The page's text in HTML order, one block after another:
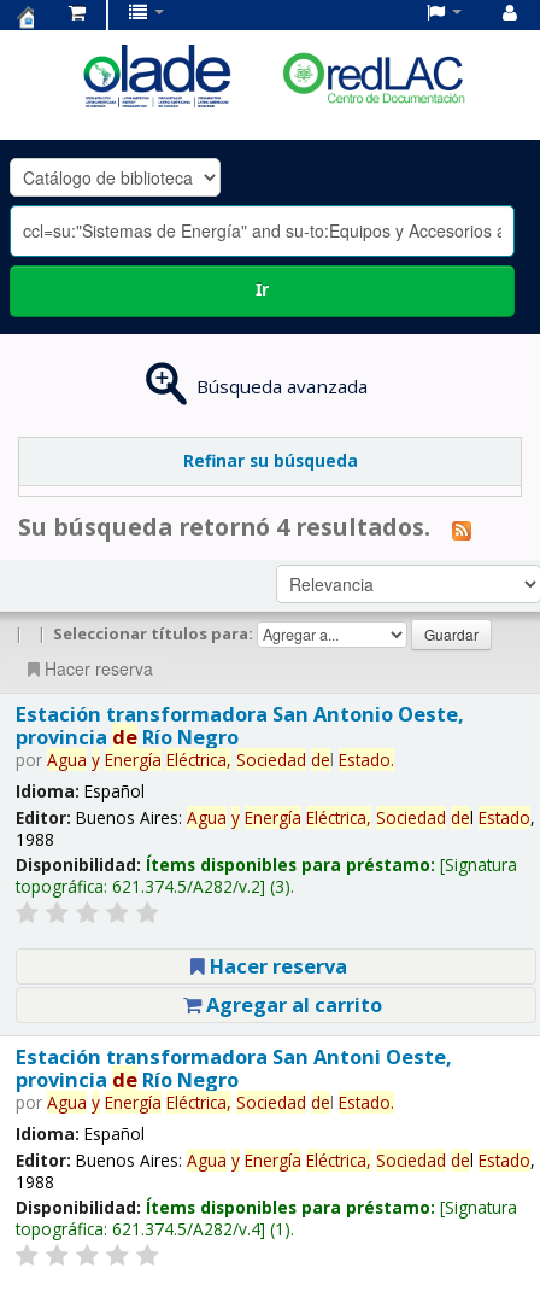
OLADE
-
Ir
Búsqueda avanzada
Refinar su búsqueda
Su búsqueda retornó 4 resultados.
| | Seleccionar títulos para:
Hacer reserva
Estación transformadora San Antonio Oeste,
provincia deRío Negro
por Agua y Energía Eléctrica, Sociedad del Estado.
Idioma: Español
Editor: Buenos Aires: Agua y Energía Eléctrica, Sociedad del Estado,
1988
Disponibilidad: Ítems disponibles para préstamo: Signatura
topográfica: 621.374.5/A282/v.2 (3).
Hacer reserva
Agregar al carrito
Estación transformadora San Antoni Oeste,
provincia deRío Negro
por Agua y Energía Eléctrica, Sociedad del Estado.
Idioma: Español
Editor: Buenos Aires: Agua y Energía Eléctrica, Sociedad del Estado,
1988
Disponibilidad: Ítems disponibles para préstamo: Signatura
topográfica: 621.374.5/A282/v.4 (1).